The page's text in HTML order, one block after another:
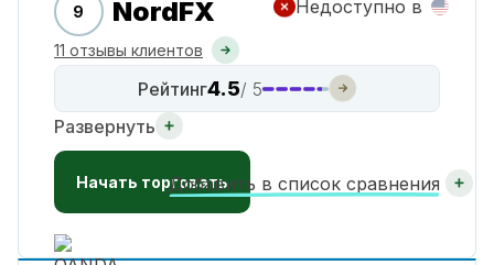
Недоступно в
9 NordFX
11 отзывы клиентов
Рейтинг4.5/ 5
Развернуть
Начать торговатьДобавить в список сравнения